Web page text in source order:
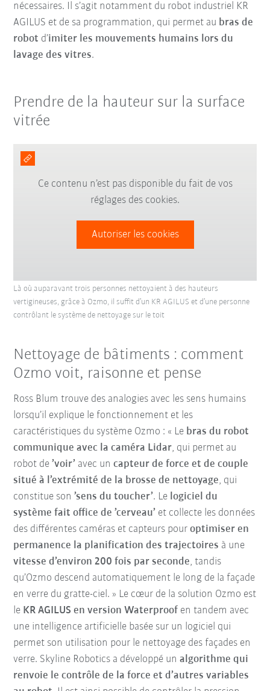
nécessaires. Il s’agit notamment du robot industriel KR
AGILUS et de sa programmation, qui permet au bras de
robot d’imiter les mouvements humains lors du
lavage des vitres.
Prendre de la hauteur sur la surface
vitrée
Ce contenu n’est pas disponible du fait de vos
réglages des cookies.
Autoriser les cookies
Là où auparavant trois personnes nettoyaient à des hauteurs
vertigineuses, grâce à Ozmo, il suffit d’un KR AGILUS et d’une personne
contrôlant le système de nettoyage sur le toit
Nettoyage de bâtiments : comment
Ozmo voit, raisonne et pense
Ross Blum trouve des analogies avec les sens humains
lorsqu’il explique le fonctionnement et les
caractéristiques du système Ozmo : « Le bras du robot
communique avec la caméra Lidar, qui permet au
robot de’voir’ avec uncapteur de force et de couple
situé à l’extrémité de la brosse de nettoyage, qui
constitue son’sens du toucher’. Le logiciel du
système fait office de ’cerveau’ et collecte les données
des différentes caméras et capteurs pouroptimiser en
permanence la planification des trajectoires à une
vitesse d’environ 200 fois par seconde, tandis
qu’Ozmo descend automatiquement le long de la façade
en verre du gratte-ciel. » Le cœur de la solution Ozmo est
le KR AGILUS en version Waterproof en tandem avec
une intelligence artificielle basée sur un logiciel qui
permet son utilisation pour le nettoyage des façades en
verre. Skyline Robotics a développé unalgorithme qui
renvoie le contrôle de la force et d’autres variables